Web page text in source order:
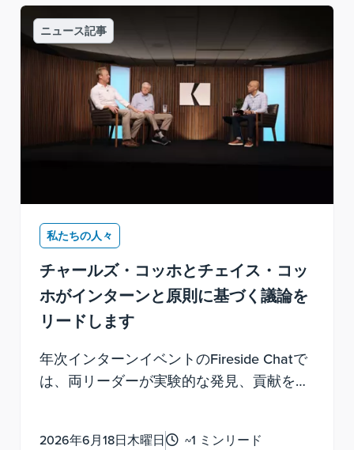
ニュース記事
私たちの人々
チャールズ・コッホとチェイス・コッ
ホがインターンと原則に基づく議論を
リードします
年次インターンイベントのFireside Chatで
は、両リーダーが実験的な発見、貢献を促
2026年6月18日木曜日 ~1 ミンリード